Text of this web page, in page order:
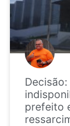
prefeito